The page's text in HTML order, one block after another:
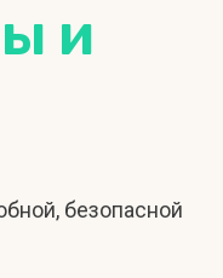
и
безопасной